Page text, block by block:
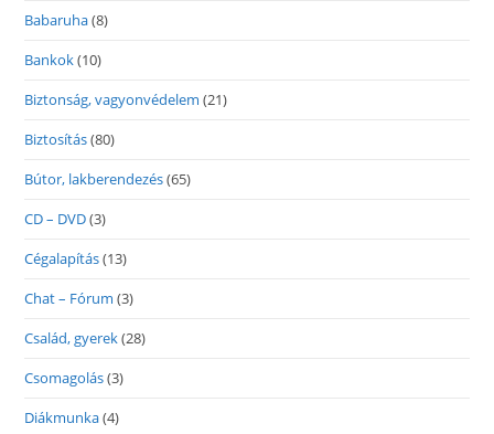
Babaruha(8)
Bankok(10)
Biztonság, vagyonvédelem (21)
Biztosítás(80)
Bútor, lakberendezés(65)
CD – DVD(3)
Cégalapítás(13)
Chat – Fórum (3)
Család, gyerek(28)
Csomagolás(3)
Diákmunka(4)